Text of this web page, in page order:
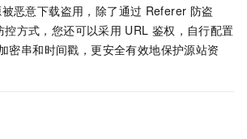
恶意下载盗用，除了通过 Referer 防盗
控方式，您还可以采用 URL 鉴权，自行配置
密串和时间戳，更安全有效地保护源站资